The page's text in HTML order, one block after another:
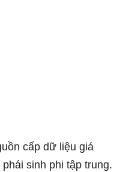
cấp dữ liệu giá
sinh phi tập trung.